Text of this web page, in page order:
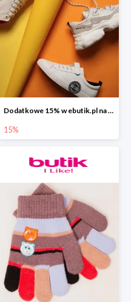
Dodatkowe 15% w ebutik.pl na całą kolekcję BIG STAR
15%